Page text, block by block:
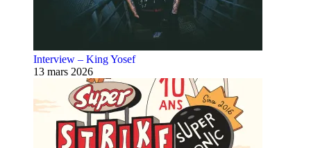
Interview – King Yosef
13 mars 2026